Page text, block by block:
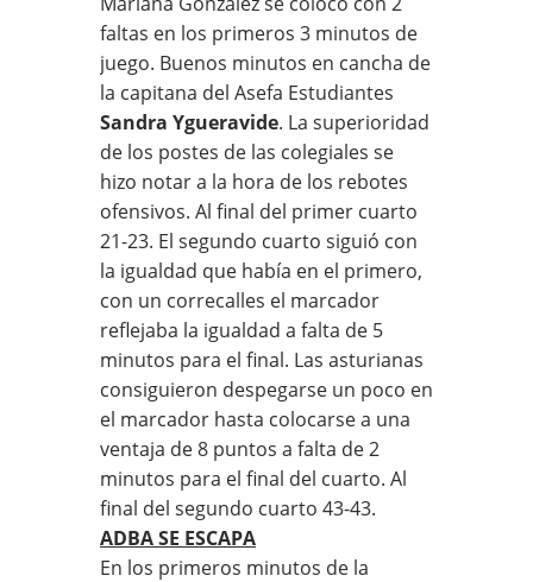
faltas en los primeros 3 minutos de
juego. Buenos minutos en cancha de
la capitana del Asefa Estudiantes
Sandra Ygueravide. La superioridad
de los postes de las colegiales se
hizo notar a la hora de los rebotes
ofensivos. Al final del primer cuarto
21-23. El segundo cuarto siguió con
la igualdad que había en el primero,
con un correcalles el marcador
reflejaba la igualdad a falta de 5
minutos para el final. Las asturianas
consiguieron despegarse un poco en
el marcador hasta colocarse a una
ventaja de 8 puntos a falta de 2
minutos para el final del cuarto. Al
final del segundo cuarto 43-43.
ADBA SE ESCAPA
En los primeros minutos de la